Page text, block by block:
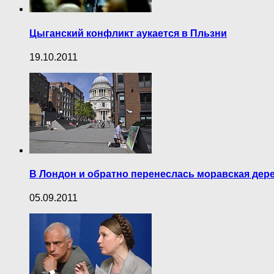
Цыганский конфликт аукается в Пльзни
19.10.2011
В Лондон и обратно перенеслась моравская
05.09.2011